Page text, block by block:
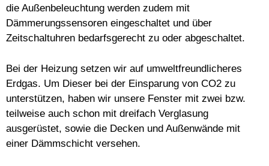
die Außenbeleuchtung werden zudem mit
Dämmerungssensoren eingeschaltet und über
Zeitschaltuhren bedarfsgerecht zu oder abgeschaltet.
Bei der Heizung setzen wir auf umweltfreundlicheres
Erdgas. Um Dieser bei der Einsparung von CO2 zu
unterstützen, haben wir unsere Fenster mit zwei bzw.
teilweise auch schon mit dreifach Verglasung
ausgerüstet, sowie die Decken und Außenwände mit
einer Dämmschicht versehen.